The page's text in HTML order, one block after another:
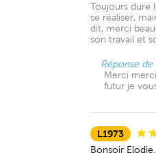
Toujours dure
se réaliser,
dit, merci
son travail et
Réponse
Merci
futur je
L1973
Bonsoir